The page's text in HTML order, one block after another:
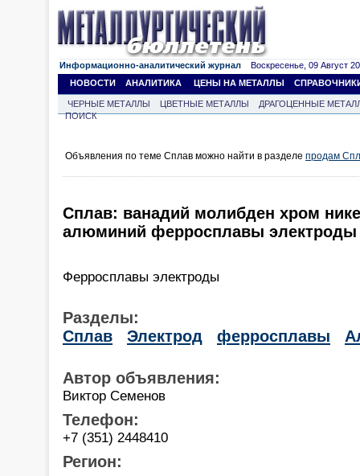
Информационно-аналитический журнал Воскресенье, 09 Август
НОВОСТИ
АНАЛИТИКА ЦЕНЫ НА МЕТАЛЛЫ
ЧЕРНЫЕ МЕТАЛЛЫ ЦВЕТНЫЕ МЕТАЛЛЫ
ДРАГОЦЕННЫЕ
ПОИСК
Объявления по теме Сплав можно найти в разделе продам
Сплав: ванадий молибден хром
алюминий ферросплавы электроды
Ферросплавы электроды
Разделы:
Сплав
Электрод ферросплавы
Автор объявления:
Виктор Семенов
Телефон:
+7 (351) 2448410
Регион: